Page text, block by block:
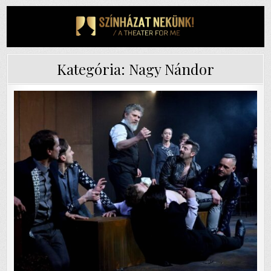
Kategória: Nagy Nándor